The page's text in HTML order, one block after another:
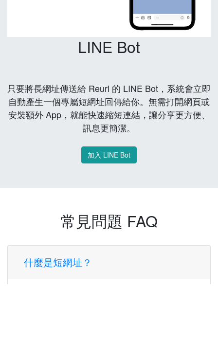
LINE Bot
只要將長網址傳送給 Reurl 的 LINE Bot，系統會立即
自動產生一個專屬短網址回傳給你。無需打開網頁或
安裝額外 App，就能快速縮短連結，讓分享更方便、
訊息更簡潔。
加入 LINE Bot
常見問題 FAQ
什麼是短網址？